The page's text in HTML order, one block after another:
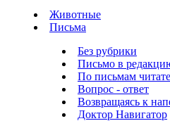
Животные
Письма
Без рубрики
Письмо в
По письмам
Вопрос - ответ
Возвращаясь к
Доктор Навигатор